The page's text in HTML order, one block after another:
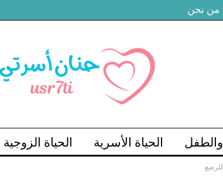
من نحن
والطفل الحياة الأسرية الحياة الزوجية
للرضع